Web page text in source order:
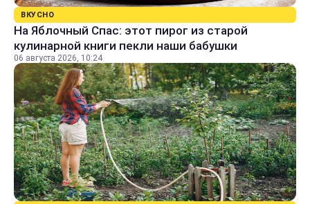
ВКУСНО
На Яблочный Спас: этот пирог из старой
кулинарной книги пекли наши бабушки
06 августа 2026, 10:24